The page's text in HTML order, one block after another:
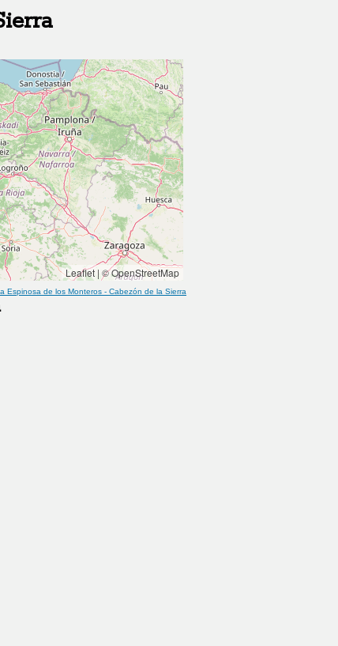
Leaflet | © OpenStreetMap
Espinosa de los Monteros - Cabezón de la Sierra